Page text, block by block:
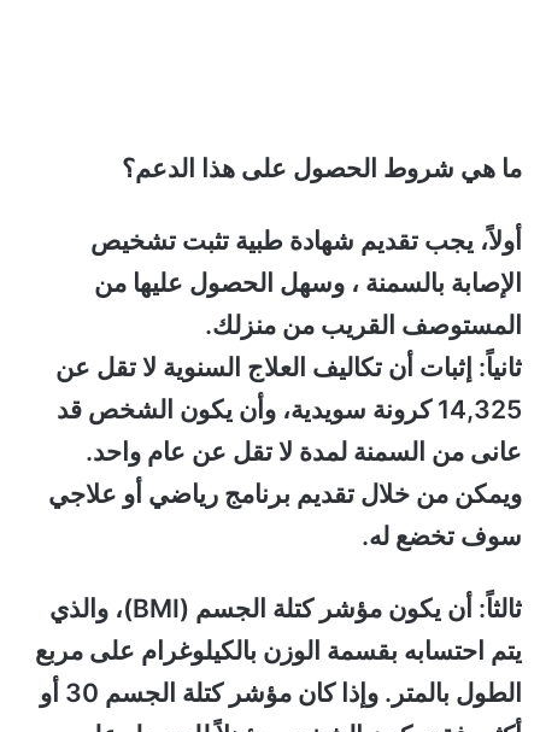
ما هي شروط الحصول على هذا الدعم؟
أولاً، يجب تقديم شهادة طبية تثبت تشخيص
الإصابة بالسمنة ، وسهل الحصول عليها من
المستوصف القريب من منزلك.
ثانياً: إثبات أن تكاليف العلاج السنوية لا تقل عن
14,325 كرونة سويدية، وأن يكون الشخص قد
عانى من السمنة لمدة لا تقل عن عام واحد.
ويمكن من خلال تقديم برنامج رياضي أو علاجي
سوف تخضع له.
ثالثاً: أن يكون مؤشر كتلة الجسم (BMI)، والذي
يتم احتسابه بقسمة الوزن بالكيلوغرام على مربع
الطول بالمتر. وإذا كان مؤشر كتلة الجسم 30 أو